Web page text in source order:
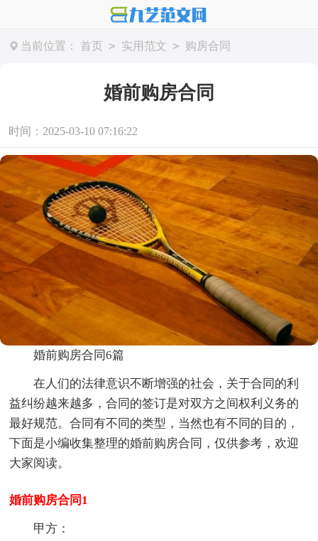
当前位置： 首页 > 实用范文 > 购房合同
婚前购房合同
时间：2025-03-10 07:16:22
婚前购房合同6篇
在人们的法律意识不断增强的社会，关于合同的利
益纠纷越来越多，合同的签订是对双方之间权利义务的
最好规范。合同有不同的类型，当然也有不同的目的，
下面是小编收集整理的婚前购房合同，仅供参考，欢迎
大家阅读。
婚前购房合同1
甲方：